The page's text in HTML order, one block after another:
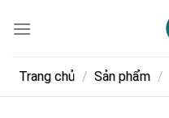
Trang chủ / Sản phẩm /